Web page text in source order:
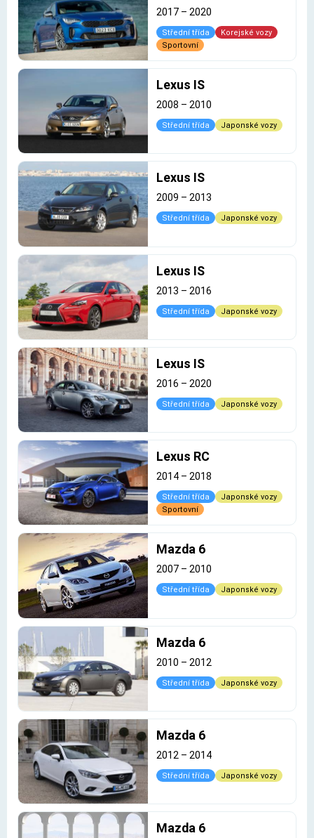
2017 – 2020
Střední třída
Korejské vozy
Sportovní
Lexus IS
2008 – 2010
Střední třída Japonské vozy
Lexus IS
2009 – 2013
Střední třída Japonské vozy
Lexus IS
2013 – 2016
Střední třída Japonské vozy
Lexus IS
2016 – 2020
Střední třída Japonské vozy
Lexus RC
2014 – 2018
Střední třída
Japonské vozy
Sportovní
Mazda 6
2007 – 2010
Střední třída Japonské vozy
Mazda 6
2010 – 2012
Střední třída Japonské vozy
Mazda 6
2012 – 2014
Střední třída Japonské vozy
Mazda 6